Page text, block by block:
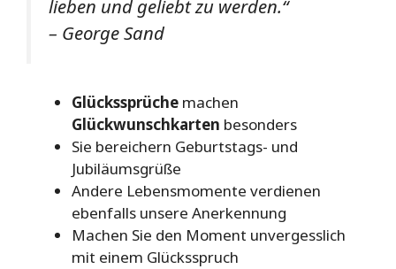
lieben und geliebt zu werden.“
– George Sand
Glückssprüche machen
Glückwunschkarten besonders
Sie bereichern Geburtstags- und
Jubiläumsgrüße
Andere Lebensmomente verdienen
ebenfalls unsere Anerkennung
Machen Sie den Moment unvergesslich
mit einem Glücksspruch